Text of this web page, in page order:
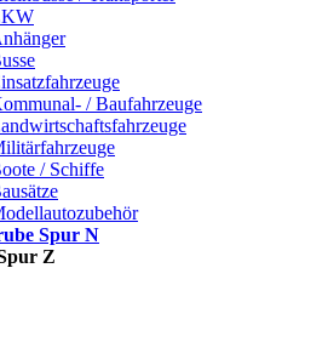
/ Baufahrzeuge
/ Schiffe
Spur N
Z